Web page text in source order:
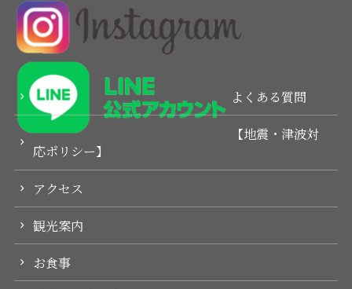
よくある質問
【地震・津波対
応ポリシー】
アクセス
観光案内
お食事